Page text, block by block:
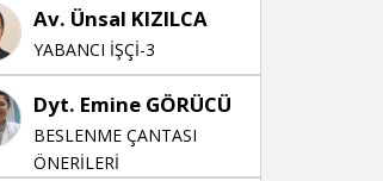
Av. Ünsal KIZILCA
YABANCI İŞÇİ-3
Dyt. Emine GÖRÜCÜ
BESLENME ÇANTASI
ÖNERİLERİ